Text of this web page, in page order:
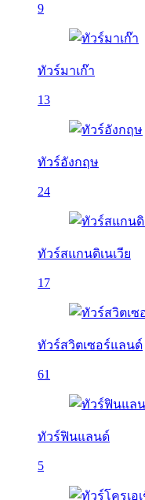
9
ทัวร์มาเก๊า
13
ทัวร์อังกฤษ
24
ทัวร์สแกนดิเนเวีย
17
ทัวร์สวิตเซอร์แลนด์
61
ทัวร์ฟินแลนด์
5